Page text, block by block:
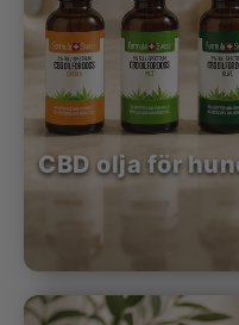
CBD olja för